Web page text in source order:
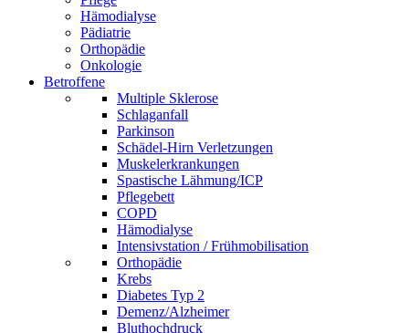
Hämodialyse
Pädiatrie
Orthopädie
Onkologie
Betroffene
Multiple Sklerose
Schlaganfall
Parkinson
Schädel-Hirn Verletzungen
Muskelerkrankungen
Spastische Lähmung/ICP
Pflegebett
COPD
Hämodialyse
Intensivstation / Frühmobilisation
Orthopädie
Krebs
Diabetes Typ 2
Demenz/Alzheimer
Bluthochdruck